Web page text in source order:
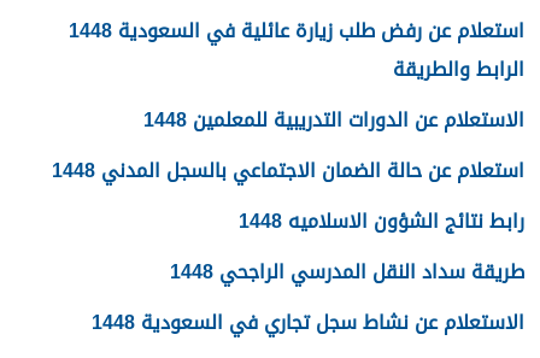
استعلام عن رفض طلب زيارة عائلية في السعودية 1448
الرابط والطريقة
الاستعلام عن الدورات التدريبية للمعلمين 1448
استعلام عن حالة الضمان الاجتماعي بالسجل المدني 1448
رابط نتائج الشؤون الاسلاميه 1448
طريقة سداد النقل المدرسي الراجحي 1448
الاستعلام عن نشاط سجل تجاري في السعودية 1448